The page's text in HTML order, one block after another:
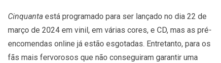
Cinquanta está programado para ser lançado no dia 22 de
março de 2024 em vinil, em várias cores, e CD, mas as pré-
encomendas online já estão esgotadas. Entretanto, para os
fãs mais fervorosos que não conseguiram garantir uma